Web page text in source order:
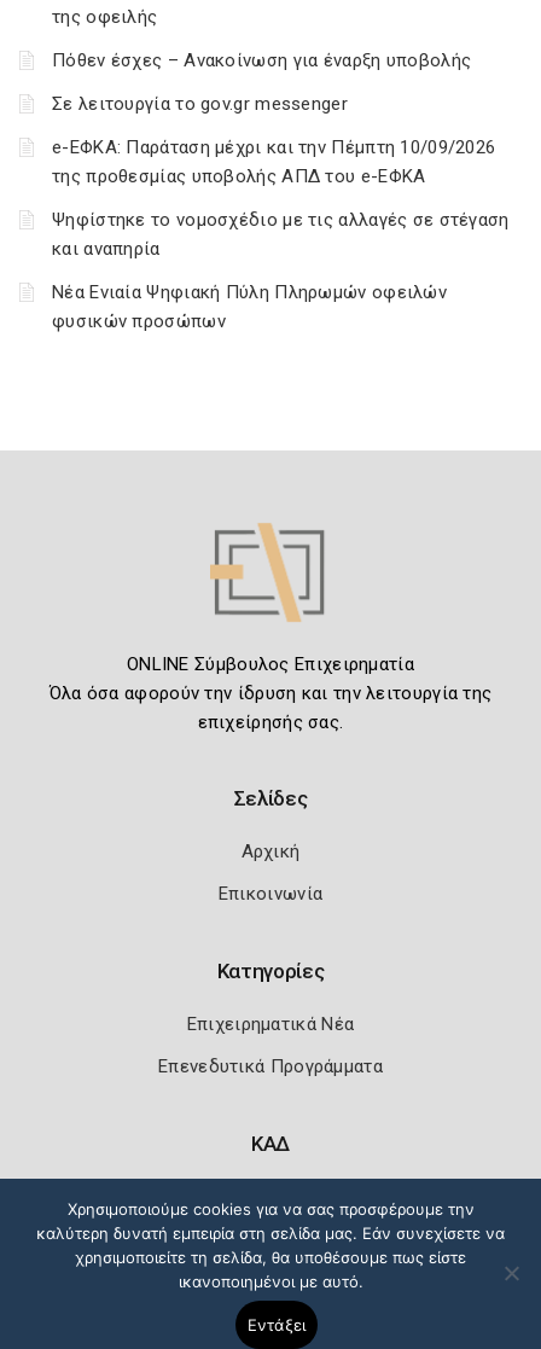
της οφειλής
Πόθεν έσχες – Ανακοίνωση για έναρξη υποβολής
Σε λειτουργία το gov.gr messenger
e-ΕΦΚΑ: Παράταση μέχρι και την Πέμπτη 10/09/2026
της προθεσμίας υποβολής ΑΠΔ του e-ΕΦΚΑ
Ψηφίστηκε το νομοσχέδιο με τις αλλαγές σε στέγαση
και αναπηρία
Νέα Ενιαία Ψηφιακή Πύλη Πληρωμών οφειλών
φυσικών προσώπων
ONLINE Σύμβουλος Επιχειρηματία
Όλα όσα αφορούν την ίδρυση και την λειτουργία της
επιχείρησής σας.
Σελίδες
Αρχική
Επικοινωνία
Κατηγορίες
Επιχειρηματικά Νέα
Επενεδυτικά Προγράμματα
ΚΑΔ
Πολιτική Ασφάλειας Όροι Χρήσης
Χρησιμοποιούμε cookies για να σας προσφέρουμε την
καλύτερη δυνατή εμπειρία στη σελίδα μας. Εάν συνεχίσετε να
χρησιμοποιείτε τη σελίδα, θα υποθέσουμε πως είστε
ικανοποιημένοι με αυτό.
Εντάξει
Copyright 2026 Knowledge A.E.